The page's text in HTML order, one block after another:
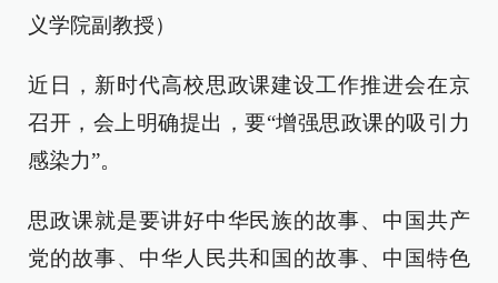
义学院副教授）
近日，新时代高校思政课建设工作推进会在京
召开，会上明确提出，要“增强思政课的吸引力
感染力”。
思政课就是要讲好中华民族的故事、中国共产
党的故事、中华人民共和国的故事、中国特色